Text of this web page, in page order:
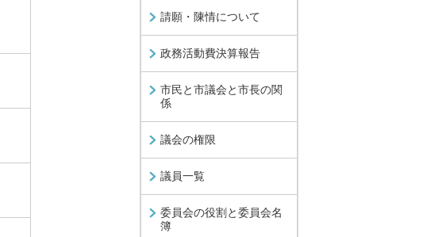
請願・陳情について
政務活動費決算報告
市民と市議会と市長の関
係
議会の権限
議員一覧
委員会の役割と委員会名
簿